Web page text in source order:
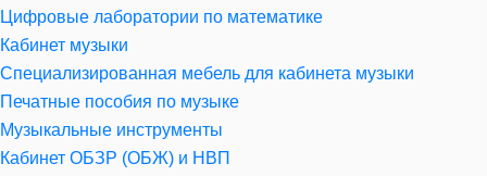
Цифровые лаборатории по математике
Кабинет музыки
Специализированная мебель для кабинета музыки
Печатные пособия по музыке
Музыкальные инструменты
Кабинет ОБЗР (ОБЖ) и НВП